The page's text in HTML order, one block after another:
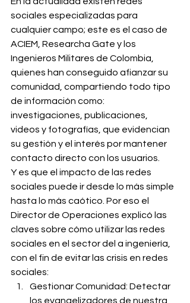
sociales especializadas para
cualquier campo; este es el caso de
ACIEM, Researcha Gate y los
Ingenieros Militares de Colombia,
quienes han conseguido afianzar su
comunidad, compartiendo todo tipo
de información como:
investigaciones, publicaciones,
videos y fotografías, que evidencian
su gestión y el interés por mantener
contacto directo con los usuarios.
Y es que el impacto de las redes
sociales puede ir desde lo más simple
hasta lo más caótico. Por eso el
Director de Operaciones explicó las
claves sobre cómo utilizar las redes
sociales en el sector del a ingeniería,
con el fin de evitar las crisis en redes
sociales:
Gestionar Comunidad: Detectar
los evangelizadores de nuestra